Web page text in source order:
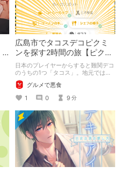
広島市でタコスデコピクミ
ンを探す2時間の旅【ピクミ
ンブルーム / Pikmin
Bloom】
日本のプレイヤーからすると難関デコ
のうちの1つ「タコス」。地元では見
つけられなかった男が広島で探す旅を
お送りします。ねくすと5月のテーマ
「お出かけの記録」。
グルメで悪食
1
0 9 分